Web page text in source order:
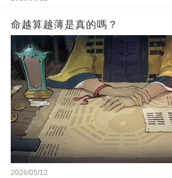
命越算越薄是真的嗎？
2026/05/12